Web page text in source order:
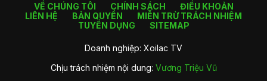
VỀ CHÚNG TÔI CHÍNH SÁCH
ĐIỀU KHOẢN
LIÊN HỆ
BẢN QUYỀN
MIỄN TRỪ TRÁCH NHIỆM
TUYỂN DỤNG
SITEMAP
Doanh nghiệp: Xoilac TV
Chịu trách nhiệm nội dung: Vương Triệu Vũ